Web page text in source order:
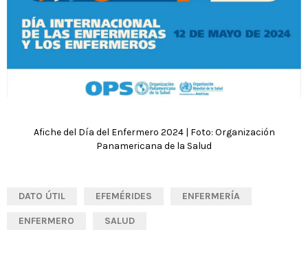
Afiche del Día del Enfermero 2024 | Foto: Organización
Panamericana de la Salud
DATO ÚTIL EFEMÉRIDES ENFERMERÍA
ENFERMERO SALUD